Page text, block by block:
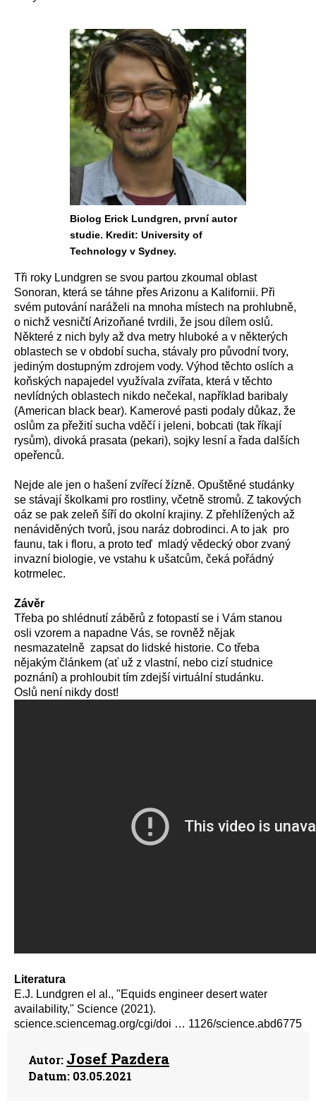
Biolog Erick Lundgren, první autor
studie. Kredit: University of
Technology v Sydney.
Tři roky Lundgren se svou partou zkoumal oblast
Sonoran, která se táhne přes Arizonu a Kalifornii. Při
svém putování naráželi na mnoha místech na prohlubně,
o nichž vesničtí Arizoňané tvrdili, že jsou dílem oslů.
Některé z nich byly až dva metry hluboké a v některých
oblastech se v období sucha, stávaly pro původní tvory,
jediným dostupným zdrojem vody. Výhod těchto oslích a
koňských napajedel využívala zvířata, která v těchto
nevlídných oblastech nikdo nečekal, například baribaly
(American black bear). Kamerové pasti podaly důkaz, že
oslům za přežití sucha vděčí i jeleni, bobcati (tak říkají
rysům), divoká prasata (pekari), sojky lesní a řada dalších
opeřenců.
Nejde ale jen o hašení zvířecí žízně. Opuštěné studánky
se stávají školkami pro rostliny, včetně stromů. Z takových
oáz se pak zeleň šíří do okolní krajiny. Z přehlížených až
nenáviděných tvorů, jsou naráz dobrodinci. A to jak pro
faunu, tak i floru, a proto teď mladý vědecký obor zvaný
invazní biologie, ve vstahu k ušatcům, čeká pořádný
kotrmelec.
Závěr
Třeba po shlédnutí záběrů z fotopastí se i Vám stanou
osli vzorem a napadne Vás, se rovněž nějak
nesmazatelně zapsat do lidské historie. Co třeba
nějakým článkem (ať už z vlastní, nebo cizí studnice
poznání) a prohloubit tím zdejší virtuální studánku.
Oslů není nikdy dost!
Literatura
E.J. Lundgren el al., "Equids engineer desert water
availability," Science (2021).
science.sciencemag.org/cgi/doi … 1126/science.abd6775
Autor: Josef Pazdera
Datum: 03.05.2021